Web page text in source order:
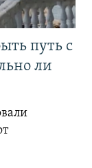
путь с
ли